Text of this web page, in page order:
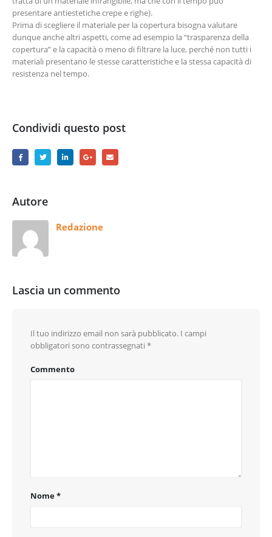
presentare antiestetiche crepe e righe).
Prima di scegliere il materiale per la copertura bisogna valutare
dunque anche altri aspetti, come ad esempio la “trasparenza della
copertura” e la capacità o meno di filtrare la luce, perché non tutti i
materiali presentano le stesse caratteristiche e la stessa capacità di
resistenza nel tempo.
Condividi questo post
Autore
Redazione
Lascia un commento
Il tuo indirizzo email non sarà pubblicato. I campi
obbligatori sono contrassegnati *
Commento
Nome*